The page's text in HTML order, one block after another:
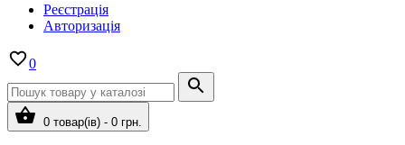
Реєстрація
Авторизація
0
0 товар(ів) - 0 грн.